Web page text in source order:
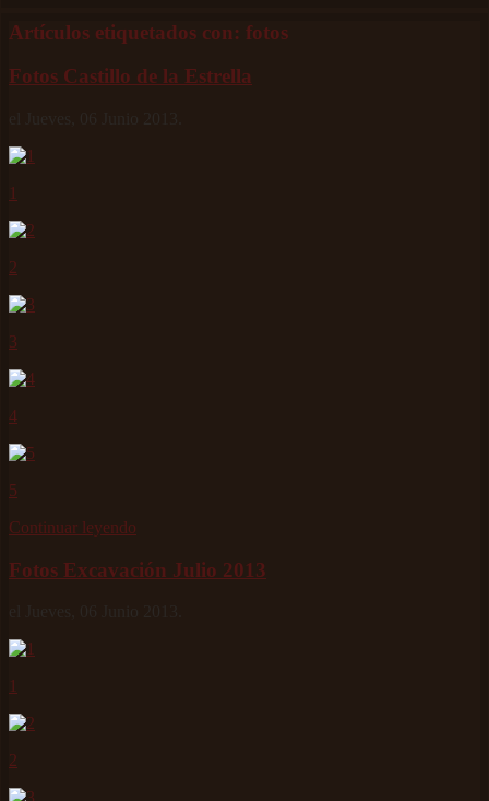
Artículos etiquetados con: fotos
Fotos Castillo de la Estrella
1
2
3
4
5
Continuar leyendo
Fotos Excavación Julio 2013
1
2